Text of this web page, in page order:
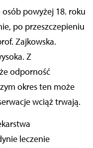
osób powyżej 18. roku
po przeszczepieniu
Zajkowska.
Z
odporność
okres ten może
wciąż trwają.
leczenie